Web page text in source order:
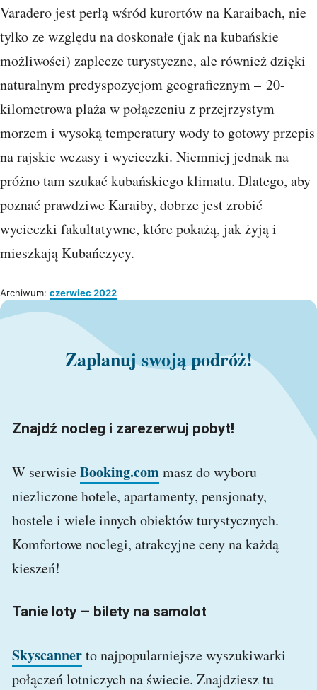
Varadero jest perłą wśród kurortów na Karaibach, nie
tylko ze względu na doskonałe (jak na kubańskie
możliwości) zaplecze turystyczne, ale również dzięki
naturalnym predyspozycjom geograficznym – 20-
kilometrowa plaża w połączeniu z przejrzystym
morzem i wysoką temperatury wody to gotowy przepis
na rajskie wczasy i wycieczki. Niemniej jednak na
próżno tam szukać kubańskiego klimatu. Dlatego, aby
poznać prawdziwe Karaiby, dobrze jest zrobić
wycieczki fakultatywne, które pokażą, jak żyją i
mieszkają Kubańczycy.
Archiwum: czerwiec 2022
Zaplanuj swoją podróż!
Znajdź nocleg i zarezerwuj pobyt!
W serwisieBooking.commasz do wyboru
niezliczone hotele, apartamenty, pensjonaty,
hostele i wiele innych obiektów turystycznych.
Komfortowe noclegi, atrakcyjne ceny na każdą
kieszeń!
Tanie loty – bilety na samolot
Skyscannerto najpopularniejsze wyszukiwarki
połączeń lotniczych na świecie. Znajdziesz tu